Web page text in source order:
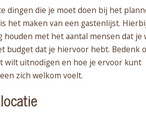
dingen die je moet doen bij het
het maken van een gastenlijst.
houden met het aantal mensen dat je
budget dat je hiervoor hebt. Bedenk
wilt uitnodigen en hoe je ervoor kunt
zich welkom voelt.